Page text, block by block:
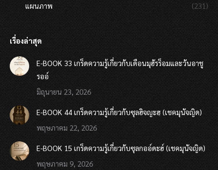
แผนภาพ
(231)
เรื่องล่าสุด
E-BOOK 33 เกร็ดความรู้เกี่ยวกับเดือนมุฮัรร็อมและวันอาชู
รออ์
มิถุนายน 23, 2026
E-BOOK 44 เกร็ดความรู้เกี่ยวกับซุลฮิจญะฮฺ (เชคมุนัจญิด)
พฤษภาคม 22, 2026
E-BOOK 15 เกร็ดความรู้เกี่ยวกับซุลกออ์ดะฮ์ (เชคมุนัจญิด)
พฤษภาคม 9, 2026